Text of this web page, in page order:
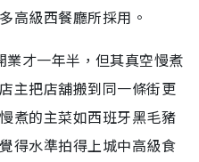
高級西餐廳所採用。
才一年半，但其真空慢煮
主把店舖搬到同一條街更
煮的主菜如西班牙黑毛豬
得水準拍得上城中高級食